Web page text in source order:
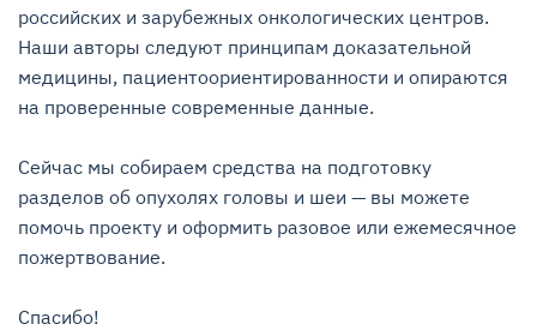
российских и зарубежных онкологических центров.
Наши авторы следуют принципам доказательной
медицины, пациентоориентированности и опираются
на проверенные современные данные.
Сейчас мы собираем средства на подготовку
разделов об опухолях головы и шеи — вы можете
помочь проекту и оформить разовое или ежемесячное
пожертвование.
Спасибо!